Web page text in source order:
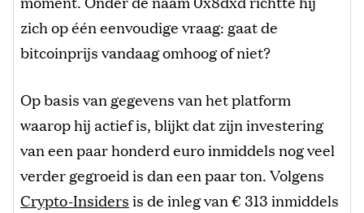
zich op één eenvoudige vraag: gaat de
bitcoinprijs vandaag omhoog of niet?
Op basis van gegevens van het platform
waarop hij actief is, blijkt dat zijn investering
van een paar honderd euro inmiddels nog veel
verder gegroeid is dan een paar ton. Volgens
Crypto-Insidersis de inleg van € 313 inmiddels